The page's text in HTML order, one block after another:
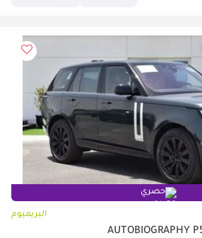
حصري
البريميوم